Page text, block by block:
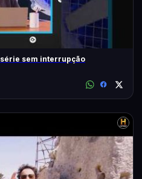
sem interrupção